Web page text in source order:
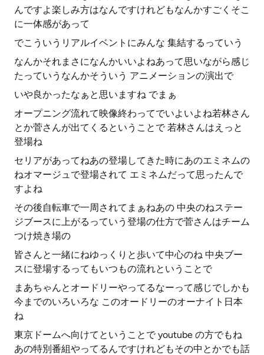
んですよ楽しみ方はなんですけれどもなんかすごくそこ
に一体感があって
でこういうリアルイベントにみんな 集結するっていう
なんかそれまさになんかいいよねあって思いながら感じ
たっていうなんかそういう アニメーションの演出で
いや良かったなぁと思いますね でまぁ
オープニング流れて映像終わってでいよいよね若林さん
とか菅さんが出てくるということで 若林さんはえっと
登場ね
セリアがあってねあの登場してきた時にあのエミネムの
ねオマージュで登場されて エミネムだって思ったんで
すよね
その後自転車で一周されてまぁねあの 中央のねステー
ジブースに上がるっていう登場の仕方で菅さんはチーム
つけ焼き場の
皆さんと一緒にねゆっくりと歩いて中心のね 中央ブー
スに登場するってもいつもの流れということで
まあちゃんとオードリーやってるなーって感じでしかも
今までのいろいろな このオードリーのオーナイト日本
ね
東京ドームへ向けてということで youtube の方でもね
あの特別番組やってるんですけれどもその中とかでも話